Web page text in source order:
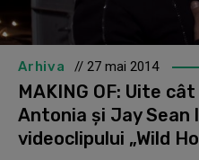
Arhiva // 27 mai 2014
MAKING OF: Uite
Antonia şi Jay Sean
videoclipului „Wild